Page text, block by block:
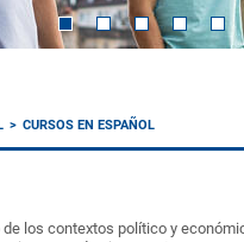
CURSOS EN ESPAÑOL
los contextos político y